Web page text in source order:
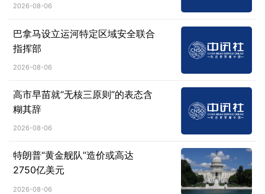
2026-08-06
巴拿马设立运河特定区域安全联合
指挥部
2026-08-06
高市早苗就“无核三原则”的表态含
糊其辞
2026-08-06
特朗普“黄金舰队”造价或高达
2750亿美元
2026-08-06